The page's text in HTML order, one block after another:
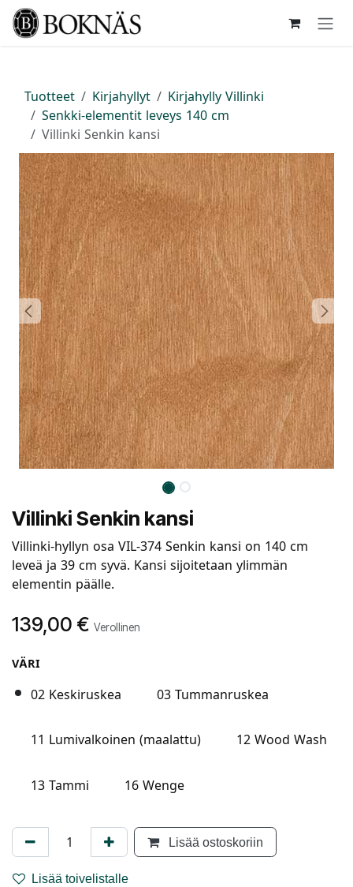
Siirry sisältöön
Tuotteet Kirjahyllyt
Kirjahylly Villinki
Senkki-elementit leveys 140 cm
Villinki Senkin kansi
Villinki Senkin kansi
Villinki-hyllyn osa VIL-374 Senkin kansi on 140 cm
leveä ja 39 cm syvä. Kansi sijoitetaan ylimmän
elementin päälle.
139,00 € Verollinen
VÄRI
02 Keskiruskea 03 Tummanruskea
11 Lumivalkoinen (maalattu) 12 Wood Wash
13 Tammi 16 Wenge
Lisää ostoskoriin
Lisää toivelistalle